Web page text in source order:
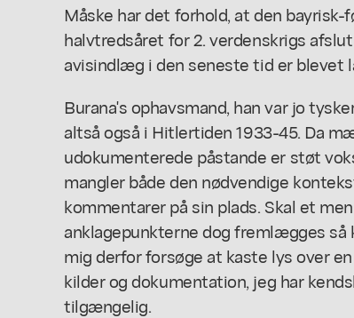
Måske har det forhold, at den
halvtredsåret for 2. verdenskrigs
avisindlæg i den seneste tid er blevet
Burana'sophavsmand, han var jo
altså også i Hitlertiden 1933-45. Da
udokumenterede påstande er støt
mangler både den nødvendige
kommentarer på sin plads. Skal et
anklagepunkterne dog fremlægges
mig derfor forsøge at kaste lys over
kilder og dokumentation, jeg har
tilgængelig.